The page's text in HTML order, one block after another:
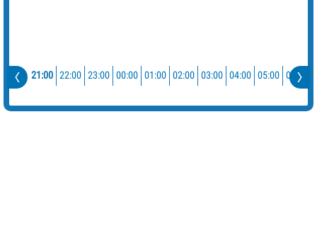
21:00 22:00 23:00 00:00 01:00 02:00 03:00 04:00 05:00 06:00